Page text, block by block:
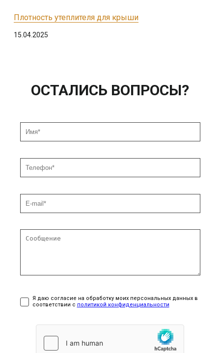
Плотность утеплителя для крыши
15.04.2025
ОСТАЛИСЬ ВОПРОСЫ?
Я даю согласие на обработку моих персональных данных в
соответствии с политикой конфиденциальности